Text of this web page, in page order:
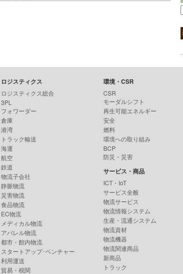
ロジスティクス
ロジスティクス総合
3PL
フォワーダー
倉庫
港湾
トラック輸送
海運
航空
鉄道
物流子会社
静脈物流
災害物流
食品物流
EC物流
メディカル物流
アパレル物流
都市・館内物流
スタートアップ･ベンチャー
利用運送
貿易・税関
環境・CSR
CSR
モーダルシフト
再生可能エネルギー
安全
燃料
環境への取り組み
BCP
防災・災害
サービス・商品
ICT・IoT
サービス全般
物流サービス
物流情報システム
生産・流通システム
物流資材
物流機器
物流関連商品
新商品
トラック